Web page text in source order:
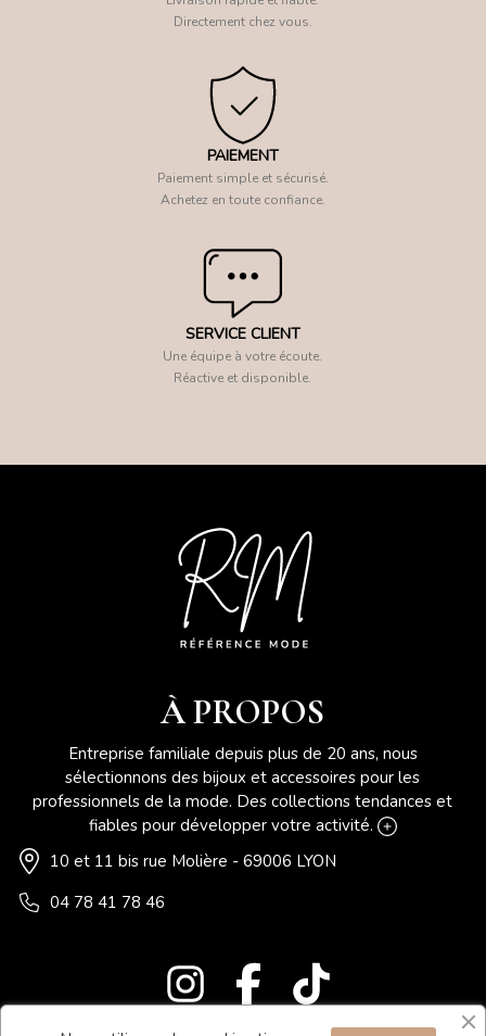
Directement chez vous.
PAIEMENT
Paiement simple et sécurisé.
Achetez en toute confiance.
SERVICE CLIENT
Une équipe à votre écoute.
Réactive et disponible.
À PROPOS
Entreprise familiale depuis plus de 20 ans, nous
sélectionnons des bijoux et accessoires pour les
professionnels de la mode. Des collections tendances et
fiables pour développer votre activité.
10 et 11 bis rue Molière - 69006 LYON
04 78 41 78 46